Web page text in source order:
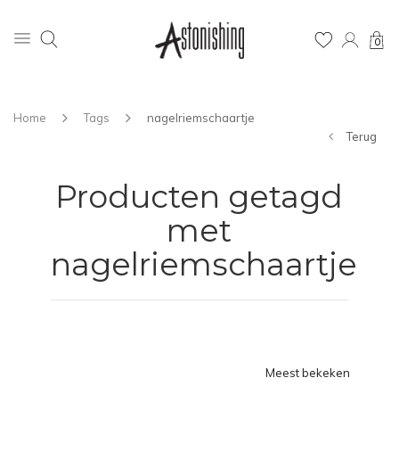
0
Home Tags
nagelriemschaartje
Terug
Producten getagd
met
nagelriemschaartje
Meest bekeken